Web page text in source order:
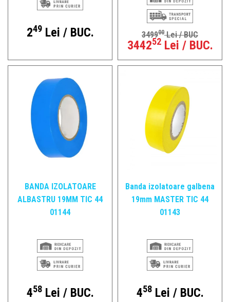
249Lei / BUC. 349900Lei / BUC
344252Lei / BUC.
BANDA IZOLATOARE
ALBASTRU 19MM TIC 44
01144
458Lei / BUC.
Banda izolatoare galbena
19mm MASTER TIC 44
01143
458Lei / BUC.